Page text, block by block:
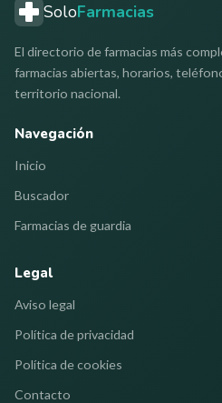
SoloFarmacias
El directorio de farmacias más
farmacias abiertas, horarios,
territorio nacional.
Navegación
Inicio
Buscador
Farmacias de guardia
Legal
Aviso legal
Política de privacidad
Política de cookies
Contacto